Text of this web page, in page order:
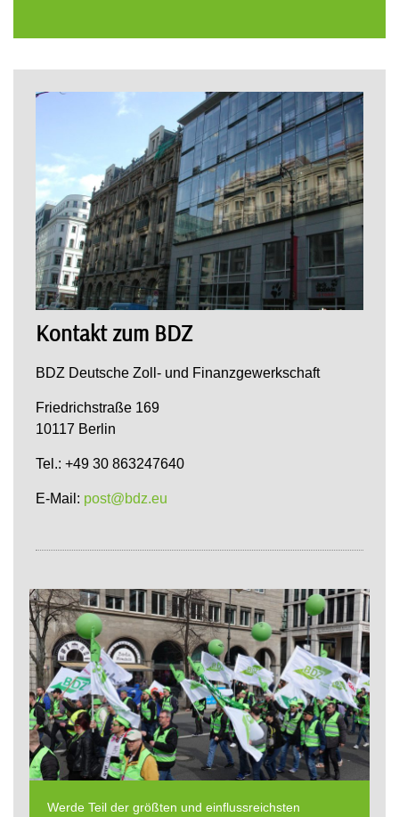
Kontakt zum BDZ
BDZ Deutsche Zoll- und Finanzgewerkschaft
Friedrichstraße 169
10117 Berlin
Tel.: +49 30 863247640
E-Mail: post@bdz.eu
Werde Teil der größten und einflussreichsten